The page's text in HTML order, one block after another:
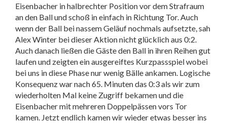
Eisenbacher in halbrechter Position vor dem Strafraum
an den Ball und schoß in einfach in Richtung Tor. Auch
wenn der Ball bei nassem Geläuf nochmals aufsetzte, sah
Alex Winter bei dieser Aktion nicht glücklich aus 0:2.
Auch danach ließen die Gäste den Ball in ihren Reihen gut
laufen und zeigten ein ausgereiftes Kurzpassspiel wobei
bei uns in diese Phase nur wenig Bälle ankamen. Logische
Konsequenz war nach 65. Minuten das 0:3 als wir zum
wiederholten Mal keine Zugriff bekamen und die
Eisenbacher mit mehreren Doppelpässen vors Tor
kamen. Jetzt endlich kamen wir wieder etwas besser ins